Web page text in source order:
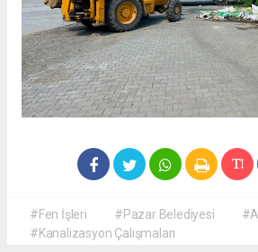
#Fen İşleri #Pazar Belediyesi
#Kanalizasyon Çalışmaları